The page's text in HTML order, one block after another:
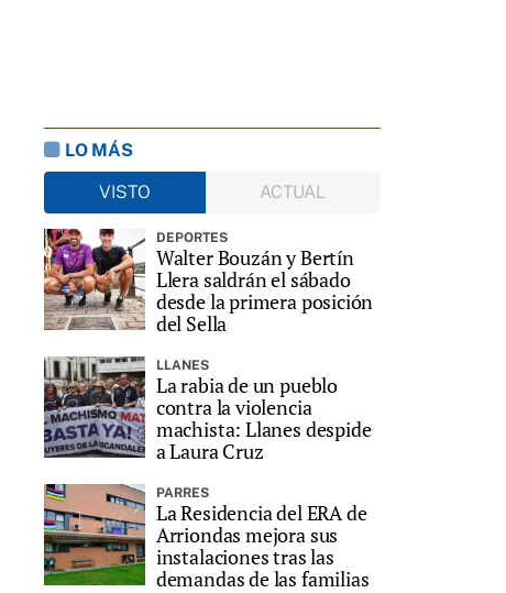
LO MÁS
VISTO
ACTUAL
DEPORTES
Walter Bouzán y Bertín
Llera saldrán el sábado
desde la primera posición
del Sella
LLANES
La rabia de un pueblo
contra la violencia
machista: Llanes despide
a Laura Cruz
PARRES
La Residencia del ERA de
Arriondas mejora sus
instalaciones tras las
demandas de las familias